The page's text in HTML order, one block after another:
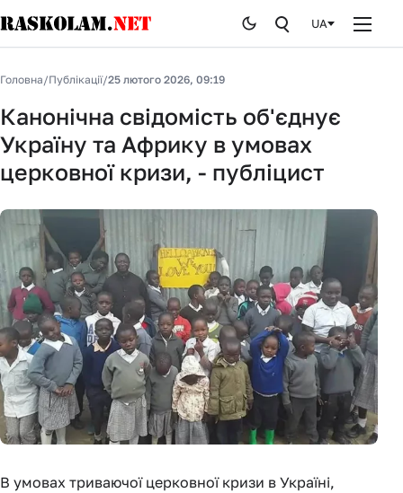
Новини
Публікації
Стоп брехні
Історія
Від редакції
UA
Головна/Публікації/25 лютого 2026, 09:19
Канонічна свідомість об'єднує
Україну та Африку в умовах
церковної кризи, - публіцист
В умовах триваючої церковної кризи в Україні,